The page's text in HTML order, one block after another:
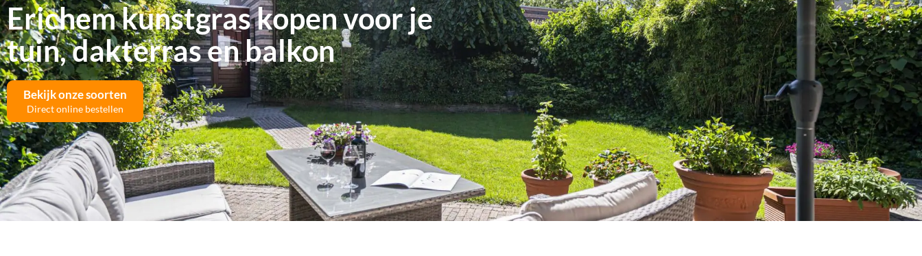
Erichem kunstgras kopen voor je
tuin, dakterras en balkon
Bekijk onze soorten
Direct online bestellen